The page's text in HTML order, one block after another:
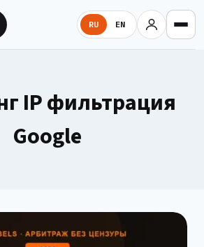
RU EN
IP фильтрация
Google